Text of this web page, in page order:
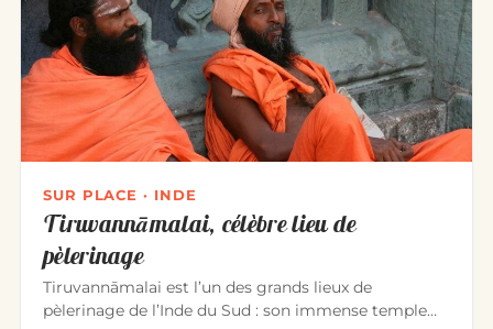
SUR PLACE · INDE
Tiruvannāmalai, célèbre lieu de
pèlerinage
Tiruvannāmalai est l’un des grands lieux de
pèlerinage de l’Inde du Sud : son immense temple